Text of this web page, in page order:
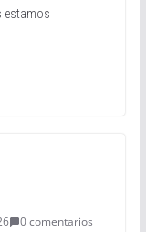
estamos
0 comentarios